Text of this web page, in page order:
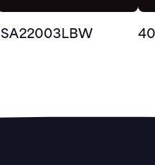
ISA22003LBW